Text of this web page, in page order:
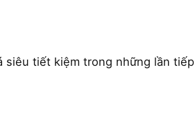
siêu tiết kiệm trong những lần tiếp